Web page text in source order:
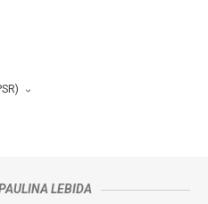
300 Gorlice,
LEBIDA